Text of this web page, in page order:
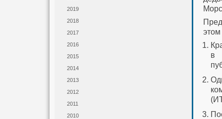
2019
2018
2017
2016
2015
2014
2013
2012
2011
2010
в